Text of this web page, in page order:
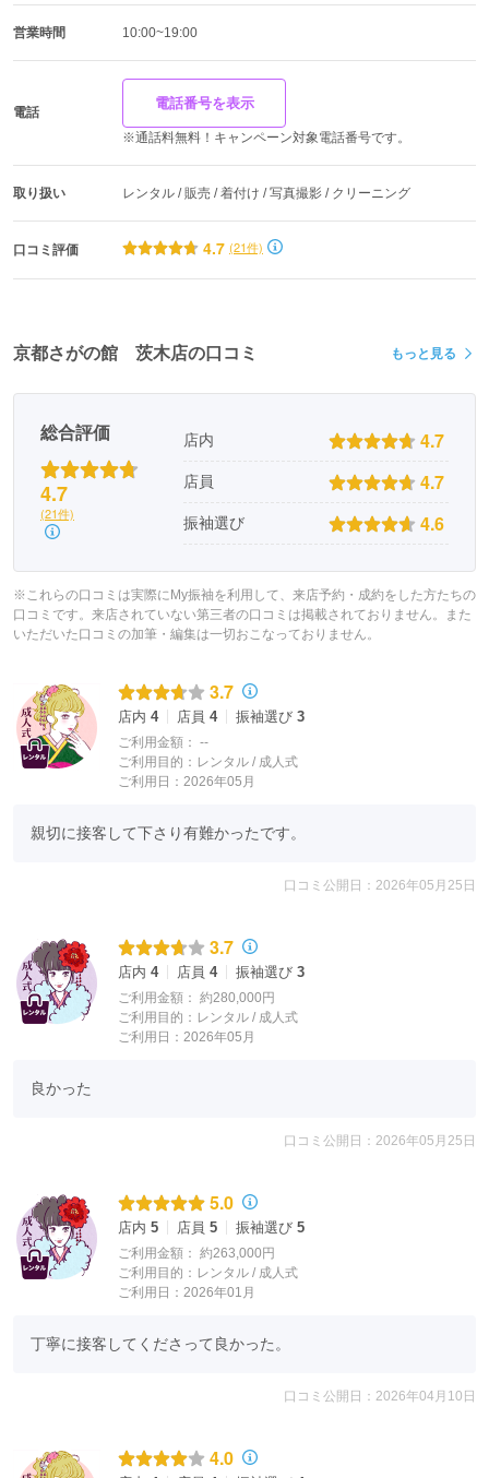
営業時間 10:00~19:00
電話
電話番号を表示
※通話料無料！キャンペーン対象電話番号です。
取り扱い レンタル / 販売 / 着付け / 写真撮影 / クリーニング
口コミ評価 4.7 (21件)
京都さがの館 茨木店の口コミ もっと見る
総合評価
4.7
(21件)
店内 4.7
店員 4.7
振袖選び 4.6
※これらの口コミは実際にMy振袖を利用して、来店予約・成約をした方たちの
口コミです。来店されていない第三者の口コミは掲載されておりません。また
いただいた口コミの加筆・編集は一切おこなっておりません。
3.7
店内 4 店員 4 振袖選び 3
ご利用金額： --
ご利用目的： レンタル / 成人式
ご利用日：2026年05月
親切に接客して下さり有難かったです。
口コミ公開日：2026年05月25日
3.7
店内 4 店員 4 振袖選び 3
ご利用金額： 約280,000円
ご利用目的： レンタル / 成人式
ご利用日：2026年05月
良かった
口コミ公開日：2026年05月25日
5.0
店内 5 店員 5 振袖選び 5
ご利用金額： 約263,000円
ご利用目的： レンタル / 成人式
ご利用日：2026年01月
丁寧に接客してくださって良かった。
口コミ公開日：2026年04月10日
4.0